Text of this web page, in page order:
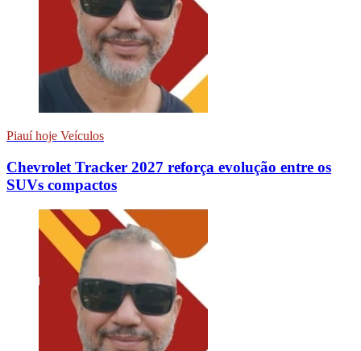
Piauí hoje Veículos
Chevrolet Tracker 2027 reforça evolução entre os
SUVs compactos